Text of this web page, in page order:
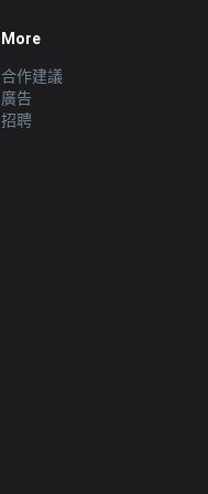
More
合作建議
廣告
招聘